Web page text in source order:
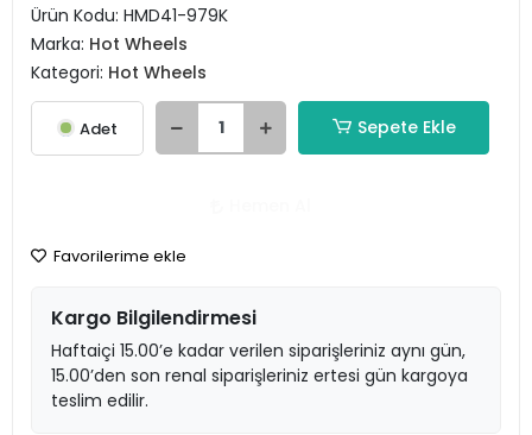
Ürün Kodu: HMD41-979K
Marka: Hot Wheels
Kategori: Hot Wheels
Adet Sepete Ekle
Favorilerime ekle
Kargo Bilgilendirmesi
Haftaiçi 15.00’e kadar verilen siparişleriniz aynı gün,
15.00’den son renal siparişleriniz ertesi gün kargoya
teslim edilir.